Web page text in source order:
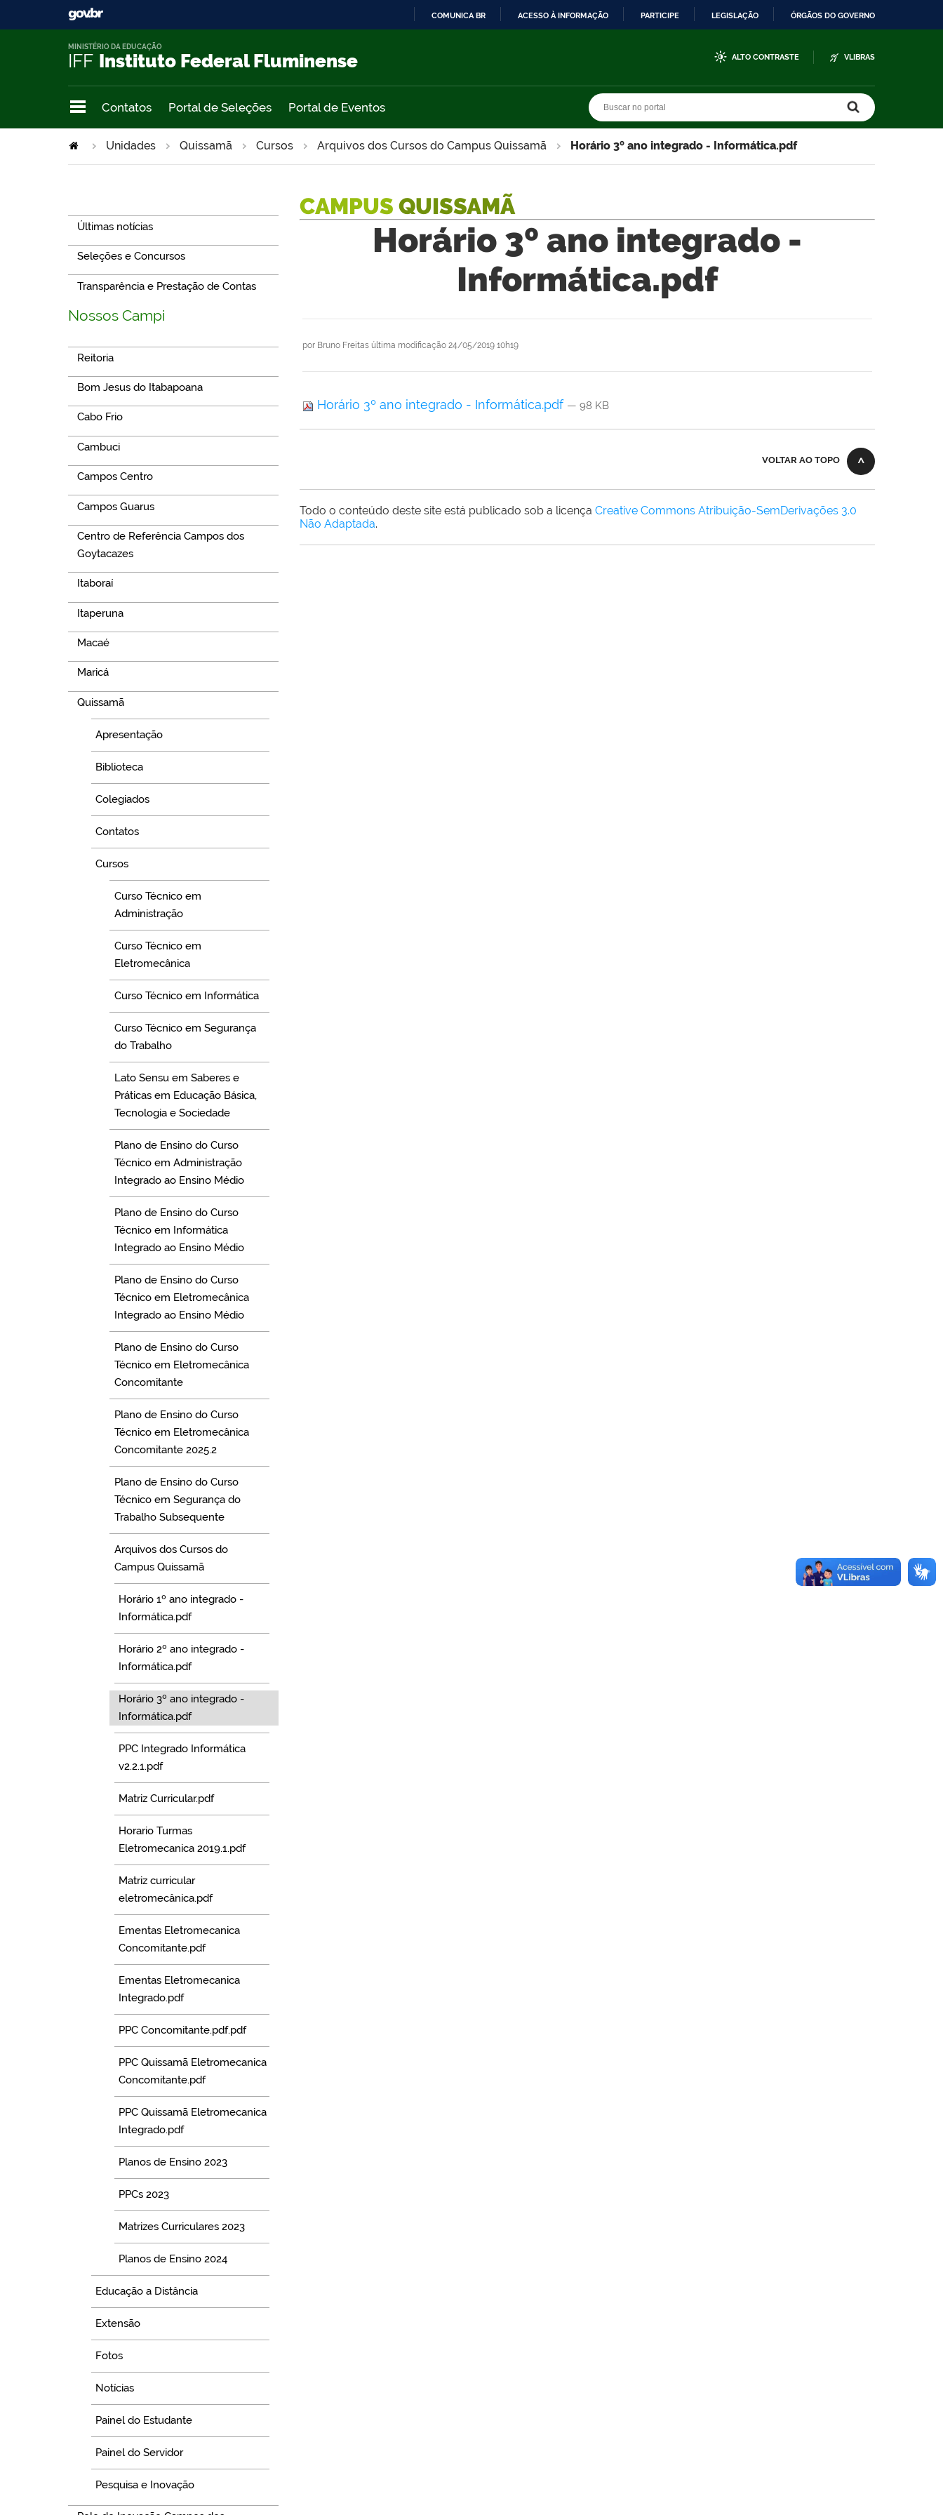
COMUNICA BR ACESSO À INFORMAÇÃO PARTICIPE LEGISLAÇÃO ÓRGÃOS DO GOVERNO
IFF Instituto Federal Fluminense
MINISTÉRIO DA EDUCAÇÃO
ALTO CONTRASTE VLIBRAS
Contatos Portal de Seleções Portal de Eventos
Unidades Quissamã Cursos Arquivos dos Cursos do Campus Quissamã Horário 3º ano integrado - Informática.pdf
Últimas notícias
Seleções e Concursos
Transparência e Prestação de Contas
Nossos Campi
Reitoria
Bom Jesus do Itabapoana
Cabo Frio
Cambuci
Campos Centro
Campos Guarus
Centro de Referência Campos dos
Goytacazes
Itaboraí
Itaperuna
Macaé
Maricá
Quissamã
Apresentação
Biblioteca
Colegiados
Contatos
Cursos
Curso Técnico em
Administração
Curso Técnico em
Eletromecânica
Curso Técnico em Informática
Curso Técnico em Segurança
do Trabalho
Lato Sensu em Saberes e
Práticas em Educação Básica,
Tecnologia e Sociedade
Plano de Ensino do Curso
Técnico em Administração
Integrado ao Ensino Médio
Plano de Ensino do Curso
Técnico em Informática
Integrado ao Ensino Médio
Plano de Ensino do Curso
Técnico em Eletromecânica
Integrado ao Ensino Médio
Plano de Ensino do Curso
Técnico em Eletromecânica
Concomitante
Plano de Ensino do Curso
Técnico em Eletromecânica
Concomitante 2025.2
Plano de Ensino do Curso
Técnico em Segurança do
Trabalho Subsequente
Arquivos dos Cursos do
Campus Quissamã
Horário 1º ano integrado -
Informática.pdf
Horário 2º ano integrado -
Informática.pdf
Horário 3º ano integrado -
Informática.pdf
PPC Integrado Informática
v2.2.1.pdf
Matriz Curricular.pdf
Horario Turmas
Eletromecanica 2019.1.pdf
Matriz curricular
eletromecânica.pdf
Ementas Eletromecanica
Concomitante.pdf
Ementas Eletromecanica
Integrado.pdf
PPC Concomitante.pdf.pdf
PPC Quissamã Eletromecanica
Concomitante.pdf
PPC Quissamã Eletromecanica
Integrado.pdf
Planos de Ensino 2023
PPCs 2023
Matrizes Curriculares 2023
Planos de Ensino 2024
Educação a Distância
Extensão
Fotos
Notícias
Painel do Estudante
Painel do Servidor
Pesquisa e Inovação
CAMPUS QUISSAMÃ
Horário 3º ano integrado -
Informática.pdf
por Bruno Freitas última modificação 24/05/2019 10h19
Horário 3º ano integrado - Informática.pdf — 98 KB
VOLTAR AO TOPO
Todo o conteúdo deste site está publicado sob a licença Creative Commons Atribuição-SemDerivações 3.0
Não Adaptada.